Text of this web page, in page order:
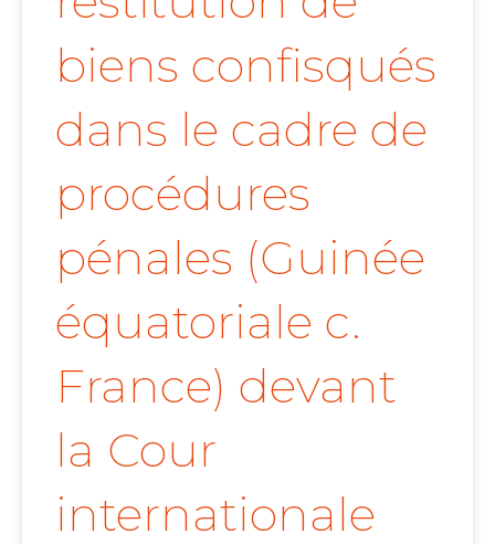
biens confisqués
dans le cadre de
procédures
pénales (Guinée
équatoriale c.
France) devant
la Cour
internationale